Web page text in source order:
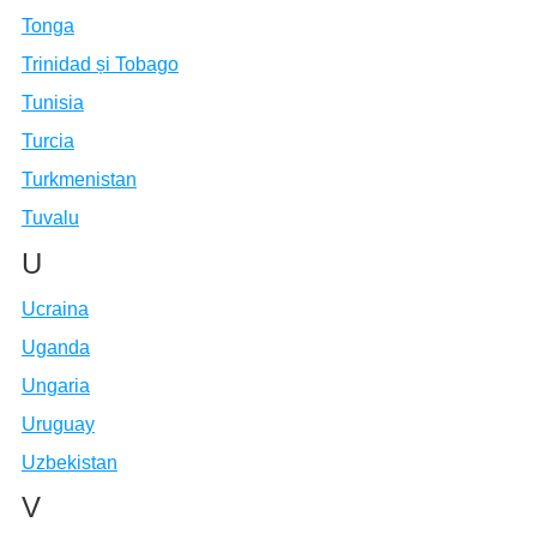
Tonga
Trinidad și Tobago
Tunisia
Turcia
Turkmenistan
Tuvalu
U
Ucraina
Uganda
Ungaria
Uruguay
Uzbekistan
V